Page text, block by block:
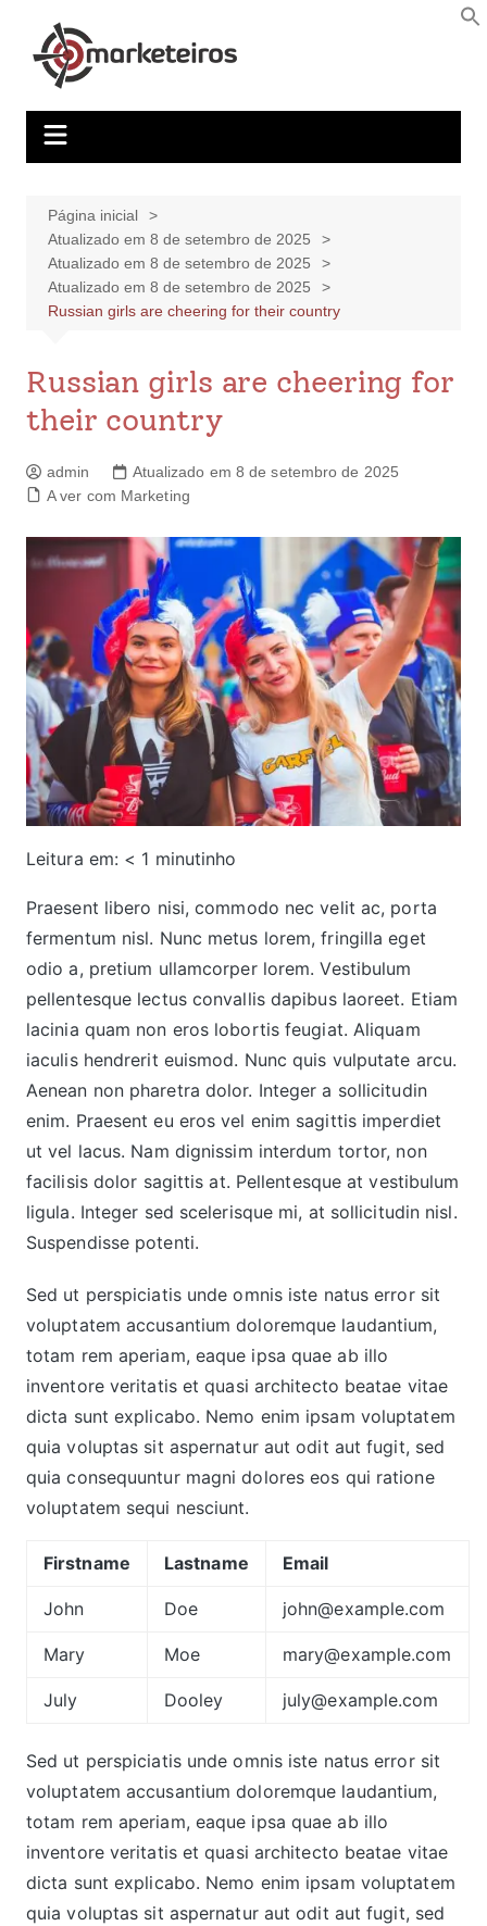
Página inicial
Atualizado em 8 de setembro de 2025
Atualizado em 8 de setembro de 2025
Atualizado em 8 de setembro de 2025
Russian girls are cheering for their country
Russian girls are cheering for
their country
admin
Atualizado em 8 de setembro de 2025
A ver com Marketing
Leitura em: < 1 minutinho
Praesent libero nisi, commodo nec velit ac, porta
fermentum nisl. Nunc metus lorem, fringilla eget
odio a, pretium ullamcorper lorem. Vestibulum
pellentesque lectus convallis dapibus laoreet. Etiam
lacinia quam non eros lobortis feugiat. Aliquam
iaculis hendrerit euismod. Nunc quis vulputate arcu.
Aenean non pharetra dolor. Integer a sollicitudin
enim. Praesent eu eros vel enim sagittis imperdiet
ut vel lacus. Nam dignissim interdum tortor, non
facilisis dolor sagittis at. Pellentesque at vestibulum
ligula. Integer sed scelerisque mi, at sollicitudin nisl.
Suspendisse potenti.
Sed ut perspiciatis unde omnis iste natus error sit
voluptatem accusantium doloremque laudantium,
totam rem aperiam, eaque ipsa quae ab illo
inventore veritatis et quasi architecto beatae vitae
dicta sunt explicabo. Nemo enim ipsam voluptatem
quia voluptas sit aspernatur aut odit aut fugit, sed
quia consequuntur magni dolores eos qui ratione
voluptatem sequi nesciunt.
Firstname Lastname Email
John Doe john@example.com
Mary Moe mary@example.com
July Dooley july@example.com
Sed ut perspiciatis unde omnis iste natus error sit
voluptatem accusantium doloremque laudantium,
totam rem aperiam, eaque ipsa quae ab illo
inventore veritatis et quasi architecto beatae vitae
dicta sunt explicabo. Nemo enim ipsam voluptatem
quia voluptas sit aspernatur aut odit aut fugit, sed